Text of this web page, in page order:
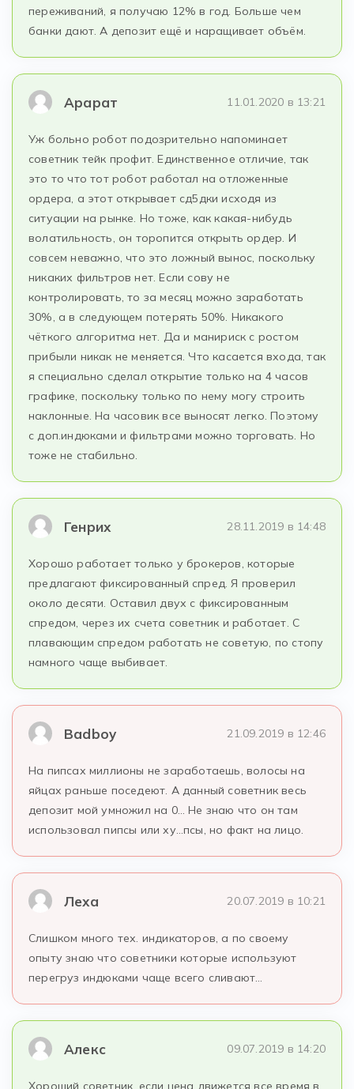
переживаний, я получаю 12% в год. Больше чем
банки дают. А депозит ещё и наращивает объём.
Арарат 11.01.2020 в 13:21
Уж больно робот подозрительно напоминает
советник тейк профит. Единственное отличие, так
это то что тот робот работал на отложенные
ордера, а этот открывает сд5дки исходя из
ситуации на рынке. Но тоже, как какая-нибудь
волатильность, он торопится открыть ордер. И
совсем неважно, что это ложный вынос, поскольку
никаких фильтров нет. Если сову не
контролировать, то за месяц можно заработать
30%, а в следующем потерять 50%. Никакого
чёткого алгоритма нет. Да и манириск с ростом
прибыли никак не меняется. Что касается входа, так
я специально сделал открытие только на 4 часов
графике, поскольку только по нему могу строить
наклонные. На часовик все выносят легко. Поэтому
с доп.индюками и фильтрами можно торговать. Но
тоже не стабильно.
Генрих 28.11.2019 в 14:48
Хорошо работает только у брокеров, которые
предлагают фиксированный спред. Я проверил
около десяти. Оставил двух с фиксированным
спредом, через их счета советник и работает. С
плавающим спредом работать не советую, по стопу
намного чаще выбивает.
Badboy 21.09.2019 в 12:46
На пипсах миллионы не заработаешь, волосы на
яйцах раньше поседеют. А данный советник весь
депозит мой умножил на 0… Не знаю что он там
использовал пипсы или ху…псы, но факт на лицо.
Леха 20.07.2019 в 10:21
Слишком много тех. индикаторов, а по своему
опыту знаю что советники которые используют
перегруз индюками чаще всего сливают…
Алекс 09.07.2019 в 14:20